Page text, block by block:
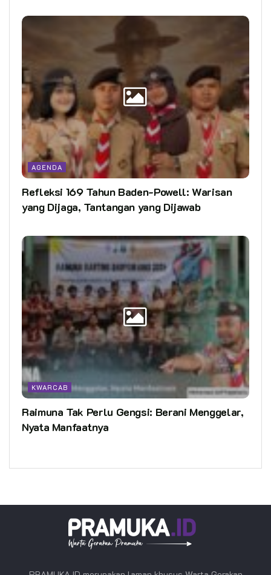
AGENDA
Refleksi 169 Tahun Baden-Powell: Warisan
yang Dijaga, Tantangan yang Dijawab
KWARCAB
Raimuna Tak Perlu Gengsi: Berani Menggelar,
Nyata Manfaatnya